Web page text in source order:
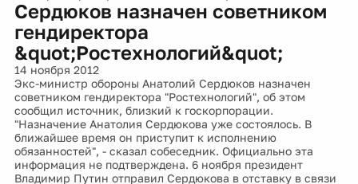
Сердюков назначен советником
гендиректора
&quot;Ростехнологий&quot;
14 ноября 2012
Экс-министр обороны Анатолий Сердюков назначен
советником гендиректора "Ростехнологий", об этом
сообщил источник, близкий к госкорпорации.
"Назначение Анатолия Сердюкова уже состоялось. В
ближайшее время он приступит к исполнению
обязанностей", - сказал собеседник. Официально эта
информация не подтверждена. 6 ноября президент
Владимир Путин отправил Сердюкова в отставку в связи